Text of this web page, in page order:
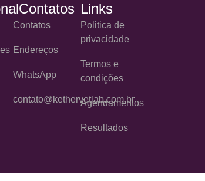
Contatos
Contatos
Endereços
WhatsApp
contato@kethervetlab.com.br
Links
Politica de
privacidade
Termos e
condições
Agendamentos
Resultados